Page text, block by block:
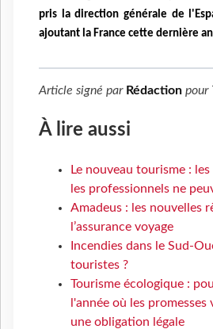
pris la direction générale de
ajoutant la France cette dernière
Article signé par Rédaction pour
À lire aussi
Le nouveau tourisme :
les professionnels ne
Amadeus : les nouvelles
l’assurance voyage
Incendies dans le Sud-
touristes ?
Tourisme écologique :
l'année où les
une obligation légale